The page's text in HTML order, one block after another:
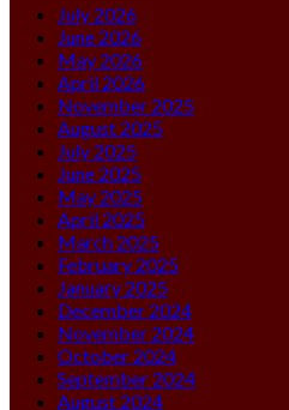
July 2026
June 2026
May 2026
April 2026
November 2025
August 2025
July 2025
June 2025
May 2025
April 2025
March 2025
February 2025
January 2025
December 2024
November 2024
October 2024
September 2024
August 2024